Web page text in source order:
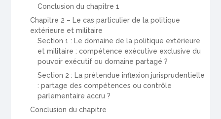
Conclusion du chapitre 1
Chapitre 2 – Le cas particulier de la politique
extérieure et militaire
Section 1 : Le domaine de la politique extérieure
et militaire : compétence exécutive exclusive du
pouvoir exécutif ou domaine partagé ?
Section 2 : La prétendue inflexion jurisprudentielle
: partage des compétences ou contrôle
parlementaire accru ?
Conclusion du chapitre